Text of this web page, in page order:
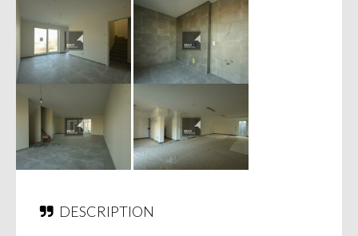
DESCRIPTION